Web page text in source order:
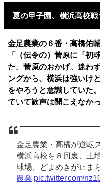
夏の甲子園、横浜高校
金足農業の６番・高橋佑
「（伝令の）菅原に『初
た。菅原のおかげ。迷わ
ングから、横浜は強いけ
をやろうと意識していた
ていて歓声は聞こえなかっ
金足農業・高橋が逆転
横浜高校を８回裏、土
球場、どよめきが止ま
農業 pic.twitter.com/